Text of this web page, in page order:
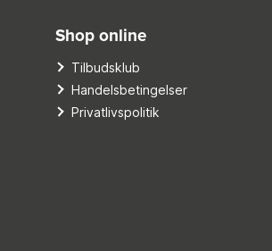
Shop online
Tilbudsklub
Handelsbetingelser
Privatlivspolitik